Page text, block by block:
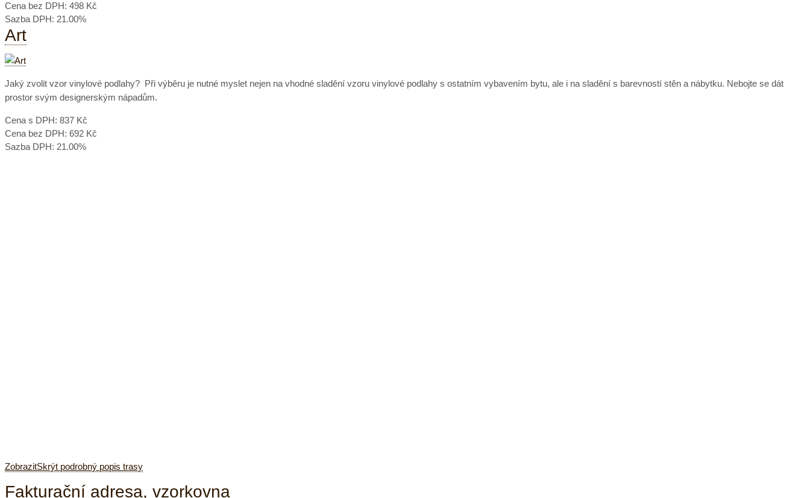
Cena bez DPH: 498 Kč
Sazba DPH: 21.00%
Art
Jaký zvolit vzor vinylové podlahy? Při výběru je nutné myslet nejen na vhodné sladění vzoru vinylové podlahy s ostatním vybavením bytu, ale i na sladění s barevností stěn a nábytku. Nebojte se dát
prostor svým designerským nápadům.
Cena s DPH: 837 Kč
Cena bez DPH: 692 Kč
Sazba DPH: 21.00%
ZobrazitSkrýt podrobný popis trasy
Fakturační adresa, vzorkovna